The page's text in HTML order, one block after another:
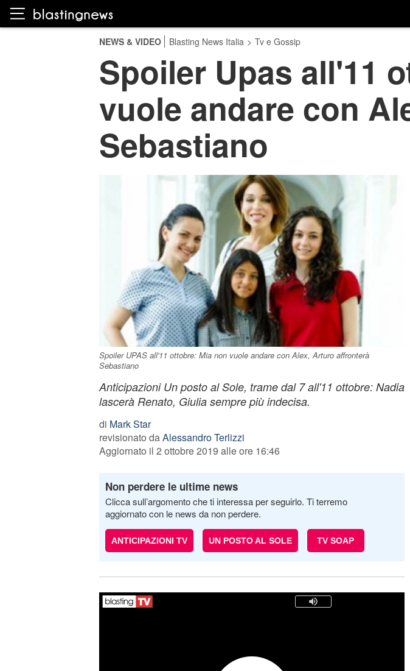
NEWS & VIDEO Blasting News Italia > Tv e Gossip
Spoiler Upas all'11
vuole andare con
Sebastiano
Spoiler UPAS all'11 ottobre: Mia non vuole andare con Alex, Arturo affronterà
Sebastiano
Anticipazioni Un posto al Sole, trame dal 7 all'11 ottobre: Nadia
lascerà Renato, Giulia sempre più indecisa.
di Mark Star
revisionato daAlessandro Terlizzi
Aggiornato il 2 ottobre 2019 alle ore 16:46
Non perdere le ultime news
Clicca sull’argomento che ti interessa per seguirlo. Ti terremo
aggiornato con le news da non perdere.
ANTICIPAZIONI TV UN POSTO AL SOLE TV SOAP